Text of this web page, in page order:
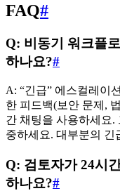
FAQ#
Q: 비동기 워크플
하나요?#
A: “긴급” 에스컬레이
한 피드백(보안 문제,
간 채팅을 사용하세요.
중하세요. 대부분의 긴
Q: 검토자가 24시
하나요?#